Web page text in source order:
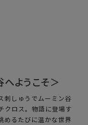
ようこそ＞
刺しゅうでムーミン谷
クロス。物語に登場す
めるたびに温かな世界